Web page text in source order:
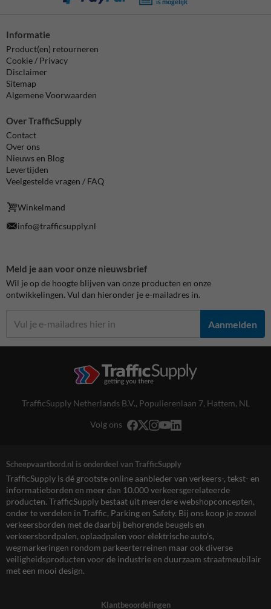
Informatie
Product(en) retourneren
Cookie / Privacy
Disclaimer
Sitemap
Algemene Voorwaarden
Over TrafficSupply
Contact
Over ons
Nieuws en Blog
Levertijden
Veelgestelde vragen / FAQ
Winkelmand
info@trafficsupply.nl
Meld je aan voor onze nieuwsbrief
Wil je op de hoogte blijven van onze producten en onze
ontwikkelingen. Vul dan hieronder je e-mailadres in.
Aanmelden
TrafficSupply Netherlands B.V., Populierenlaan 7, Hattem, NL
Volg ons
Scheepvaartbord.nl is onderdeel van TrafficSupply
TrafficSupply is dé grootste online aanbieder van verkeers-, tekst- en
informatieborden en meer dan 10.000 verkeersgerelateerde
producten. TrafficSupply bestaat uit meerdere webshopconcepten,
onder te verdelen in Traffic, Parking en Safety. Bij ons koop je zowel
verkeersborden met de daarbij behorende beugels en
verkeersbordpalen, oplaadpalen voor elektrische auto’s,
wegmarkeringen rondom parkeerterreinen maar ook diverse
veiligheidsproducten voor de industrie en duurzaam straatmeubilair
met een mooi design.
Klantbeoordelingen